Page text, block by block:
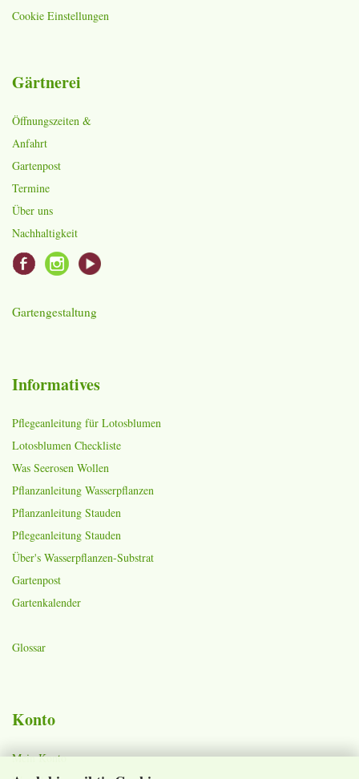
Cookie Einstellungen
Gärtnerei
Öffnungszeiten &
Anfahrt
Gartenpost
Termine
Über uns
Nachhaltigkeit
Gartengestaltung
Informatives
Pflegeanleitung für Lotosblumen
Lotosblumen Checkliste
Was Seerosen Wollen
Pflanzanleitung Wasserpflanzen
Pflanzanleitung Stauden
Pflegeanleitung Stauden
Über's Wasserpflanzen-Substrat
Gartenpost
Gartenkalender
Glossar
Konto
Mein Konto